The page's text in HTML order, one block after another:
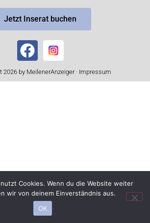
Jetzt Inserat buchen
2026 by MeilenerAnzeiger · Impressum
Cookies. Wenn du die Website weiter
wir von deinem Einverständnis aus.
OK